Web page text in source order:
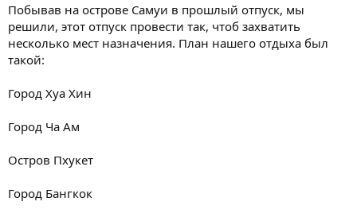
Побывав на острове Самуи в прошлый отпуск, мы
решили, этот отпуск провести так, чтоб захватить
несколько мест назначения. План нашего отдыха был
такой:
Город Хуа Хин
Город Ча Ам
Остров Пхукет
Город Бангкок